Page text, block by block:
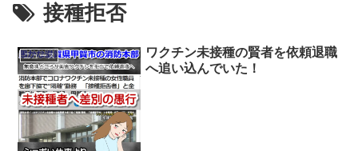
接種拒否
ニュース
ワクチン未接種の賢者を依頼退職
へ追い込んでいた！